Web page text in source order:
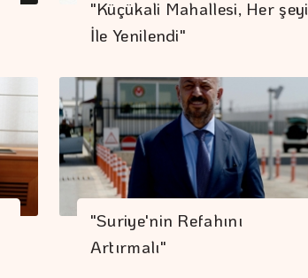
"Küçükali Mahallesi, Her şeyi
İle Yenilendi"
"Suriye'nin Refahını
Artırmalı"